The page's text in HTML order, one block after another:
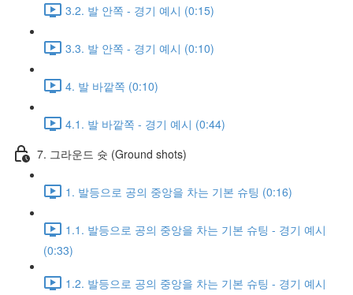
3.2. 발 안쪽 - 경기 예시 (0:15)
3.3. 발 안쪽 - 경기 예시 (0:10)
4. 발 바깥쪽 (0:10)
4.1. 발 바깥쪽 - 경기 예시 (0:44)
7. 그라운드 슛 (Ground shots)
1. 발등으로 공의 중앙을 차는 기본 슈팅 (0:16)
1.1. 발등으로 공의 중앙을 차는 기본 슈팅 - 경기 예시
(0:33)
1.2. 발등으로 공의 중앙을 차는 기본 슈팅 - 경기 예시